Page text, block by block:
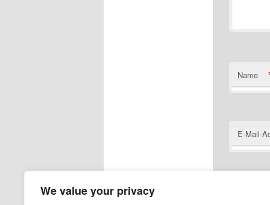
We value your privacy
Name
E-Mail-